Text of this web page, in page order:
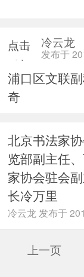
点击
重新
加载
冷云龙
发布于
浦口区文联
奇
北京书法家
览部副主任
家协会驻会
长冷万里
冷云龙 发布于
上一页